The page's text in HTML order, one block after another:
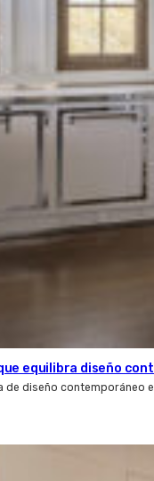
equilibra diseño
de diseño contemporáneo